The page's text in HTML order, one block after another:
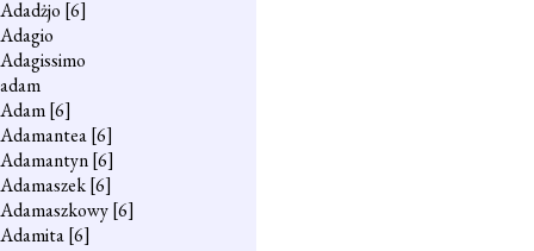
Adadżjo [6]
Adagio
Adagissimo
adam
Adam[6]
Adamantea[6]
Adamantyn[6]
Adamaszek[6]
Adamaszkowy[6]
Adamita[6]